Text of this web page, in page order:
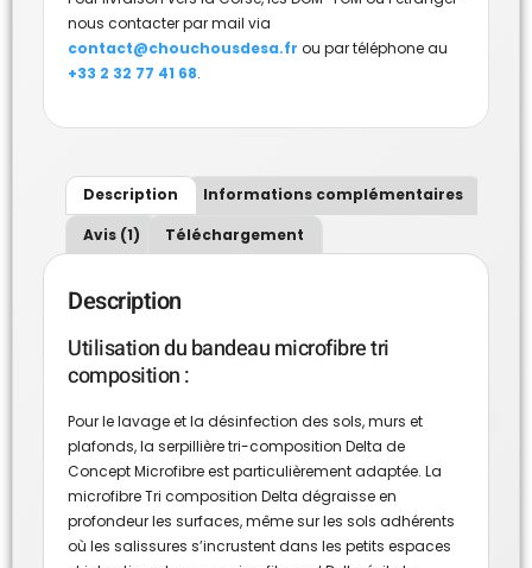
nous contacter par mail via
contact@chouchousdesa.fr ou par téléphone au
+33 2 32 77 41 68.
Description
Informations complémentaires
Avis (1)
Téléchargement
Description
Utilisation du bandeau microfibre tri
composition :
Pour le lavage et la désinfection des sols, murs et
plafonds, la serpillière tri-composition Delta de
Concept Microfibre est particulièrement adaptée. La
microfibre Tri composition Delta dégraisse en
profondeur les surfaces, même sur les sols adhérents
où les salissures s’incrustent dans les petits espaces